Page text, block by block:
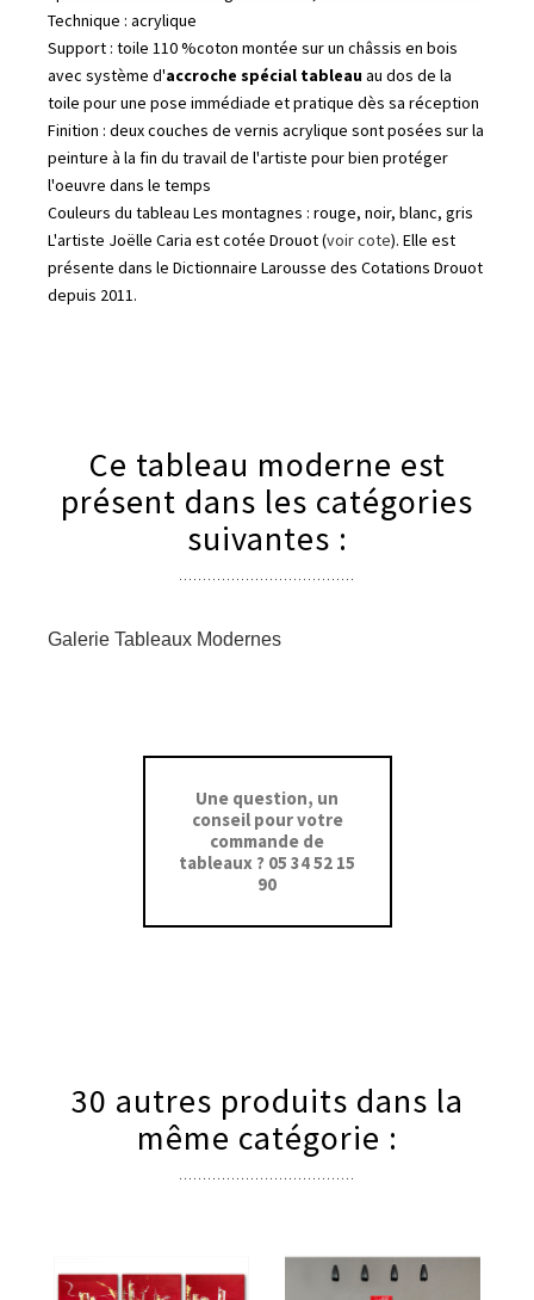
Technique : acrylique
Support : toile 110 %coton montée sur un châssis en bois
avec système d'accroche spécial tableauau dos de la
toile pour une pose immédiade et pratique dès sa réception
Finition : deux couches de vernis acrylique sont posées sur la
peinture à la fin du travail de l'artiste pour bien protéger
l'oeuvre dans le temps
Couleurs du tableau Les montagnes : rouge, noir, blanc, gris
L'artiste Joëlle Caria est cotée Drouot (voir cote). Elle est
présente dans le Dictionnaire Larousse des Cotations Drouot
depuis 2011.
Ce tableau moderne est
présent dans les catégories
suivantes :
Galerie Tableaux Modernes
Une question, un
conseil pour votre
commande de
tableaux ? 05 34 52 15
90
30 autres produits dans la
même catégorie :